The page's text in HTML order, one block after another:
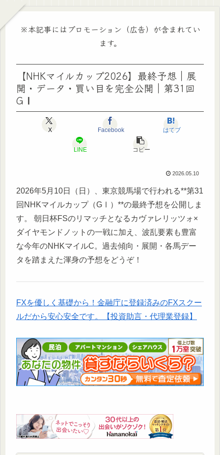
※本記事にはプロモーション（広告）が含まれてい
ます。
【NHKマイルカップ2026】最終予想｜展
開・データ・買い目を完全公開｜第31回
GⅠ
X Facebook はてブ
LINE コピー
2026.05.10
2026年5月10日（日）、東京競馬場で行われる**第31
回NHKマイルカップ（GⅠ）**の最終予想を公開しま
す。 朝日杯FSのリマッチとなるカヴァレリッツォ×
ダイヤモンドノットの一戦に加え、波乱要素も豊富
な今年のNHKマイルC。過去傾向・展開・各馬デー
タを踏まえた渾身の予想をどうぞ！
FXを優しく基礎から！金融庁に登録済みのFXスクー
ルだから安心安全です。【投資助言・代理業登録】